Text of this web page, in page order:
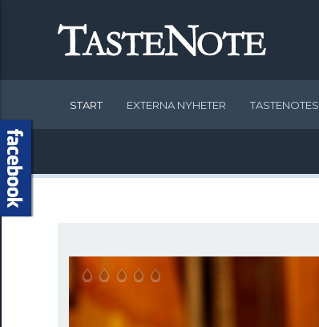
START EXTERNA NYHETER TASTENOTES